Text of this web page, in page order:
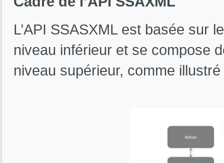
L’API SSASXML est basée sur
niveau inférieur et se compose
niveau supérieur, comme